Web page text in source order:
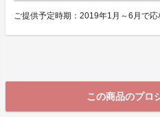
ご提供予定時期：2019年1月～6月で応
この商品のプロ